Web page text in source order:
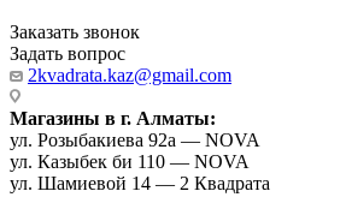
Заказать звонок
Задать вопрос
2kvadrata.kaz@gmail.com
Магазины в г. Алматы:
ул. Розыбакиева 92а — NOVA
ул. Казыбек би 110 — NOVA
ул. Шамиевой 14 — 2 Квадрата